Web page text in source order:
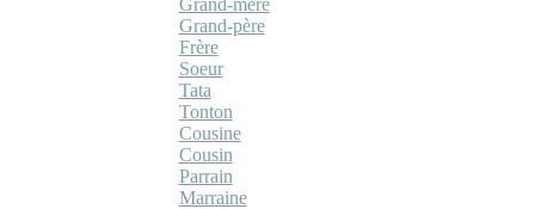
Grand-père
Frère
Soeur
Tata
Tonton
Cousine
Cousin
Parrain
Marraine